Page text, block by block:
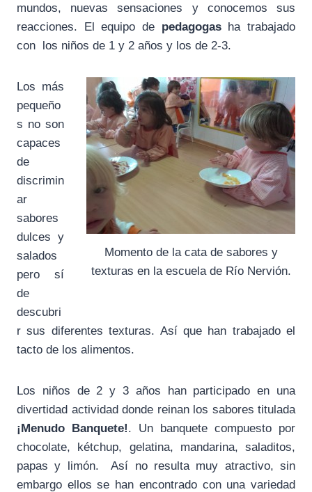
mundos, nuevas sensaciones y conocemos sus
reacciones. El equipo de pedagogasha trabajado
con los niños de 1 y 2 años y los de 2-3.
Momento de la cata de sabores y
texturas en la escuela de Río Nervión.
Los más
pequeño
s no son
capaces
de
discrimin
ar
sabores
dulces y
salados
pero sí
de
descubri
r sus diferentes texturas. Así que han trabajado el
tacto de los alimentos.
Los niños de 2 y 3 años han participado en una
divertidad actividad donde reinan los sabores titulada
¡Menudo Banquete!. Un banquete compuesto por
chocolate, kétchup, gelatina, mandarina, saladitos,
papas y limón. Así no resulta muy atractivo, sin
embargo ellos se han encontrado con una variedad